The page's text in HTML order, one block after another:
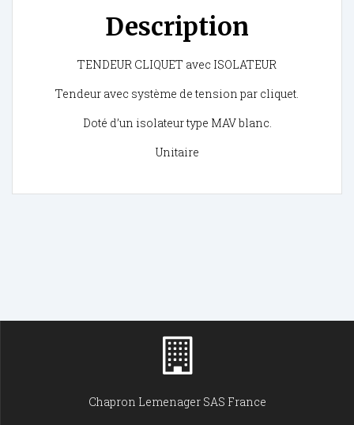
Description
TENDEUR CLIQUET avec ISOLATEUR
Tendeur avec système de tension par cliquet.
Doté d’un isolateur type MAV blanc.
Unitaire
Chapron Lemenager SAS France